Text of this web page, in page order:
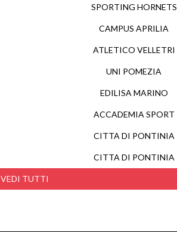
VEDI TUTTI
SPORTING HORNETS
CAMPUS APRILIA
ATLETICO VELLETRI
UNI POMEZIA
EDILISA MARINO
ACCADEMIA SPORT
CITTA DI PONTINIA
CITTA DI PONTINIA